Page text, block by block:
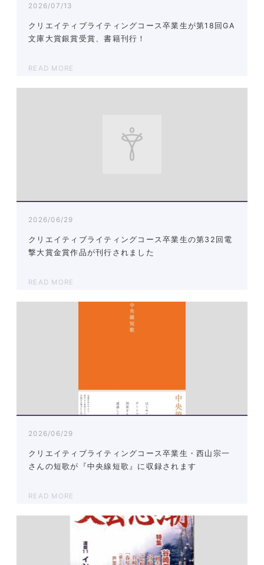
2026/07/13
クリエイティブライティングコース卒業生が第18回GA
文庫大賞銀賞受賞、書籍刊行！
READ MORE
2026/06/29
クリエイティブライティングコース卒業生の第32回電
撃大賞金賞作品が刊行されました
READ MORE
2026/06/29
クリエイティブライティングコース卒業生・西山宗一
さんの短歌が『中央線短歌』に収録されます
READ MORE